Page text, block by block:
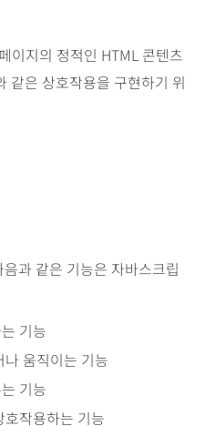
이지의 정적인 HTML 콘텐츠
같은 상호작용을 구현하기 위
과 같은 기능은 자바스크립
기능
움직이는 기능
기능
작용하는 기능